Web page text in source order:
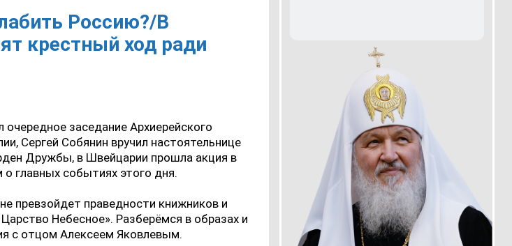
Россию?/В
крестный ход ради
очередное заседание Архиерейского
Сергей Собянин вручил настоятельнице
Дружбы, в Швейцарии прошла акция в
главных событиях этого дня.
превзойдет праведности книжников и
Небесное». Разберёмся в образах и
с отцом Алексеем Яковлевым.